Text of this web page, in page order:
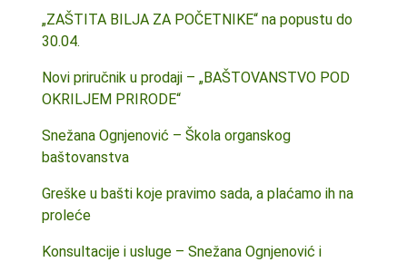
„ZAŠTITA BILJA ZA POČETNIKE“ na popustu do
30.04.
Novi priručnik u prodaji – „BAŠTOVANSTVO POD
OKRILJEM PRIRODE“
Snežana Ognjenović – Škola organskog
baštovanstva
Greške u bašti koje pravimo sada, a plaćamo ih na
proleće
Konsultacije i usluge – Snežana Ognjenović i